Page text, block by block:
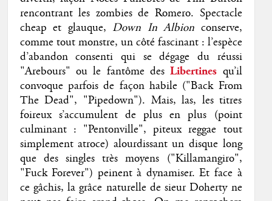
rencontrant les zombies de Romero. Spectacle
cheap et glauque, Down In Albion conserve,
comme tout monstre, un côté fascinant : l’espèce
d’abandon consenti qui se dégage du réussi
"Arebours" ou le fantôme desLibertines qu’il
convoque parfois de façon habile ("Back From
The Dead", "Pipedown"). Mais, las, les titres
foireux s’accumulent de plus en plus (point
culminant : "Pentonville", piteux reggae tout
simplement atroce) alourdissant un disque long
que des singles très moyens ("Killamangiro",
"Fuck Forever") peinent à dynamiser. Et face à
ce gâchis, la grâce naturelle de sieur Doherty ne